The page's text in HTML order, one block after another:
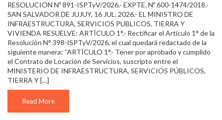
RESOLUCION Nº 891-ISPTyV/2026.- EXPTE. Nº 600-1474/2018.-
SAN SALVADOR DE JUJUY, 16 JUL. 2026.- EL MINISTRO DE
INFRAESTRUCTURA, SERVICIOS PUBLICOS, TIERRA Y
VIVIENDA RESUELVE: ARTÍCULO 1°.- Rectificar el Artículo 1° de la
Resolución N° 398-ISPTyV/2026, el cual quedará redactado de la
siguiente manera: “ARTÍCULO 1°.- Tener por aprobado y cumplido
el Contrato de Locación de Servicios, suscripto entre el
MINISTERIO DE INFRAESTRUCTURA, SERVICIOS PÚBLICOS,
TIERRA Y […]
Read More